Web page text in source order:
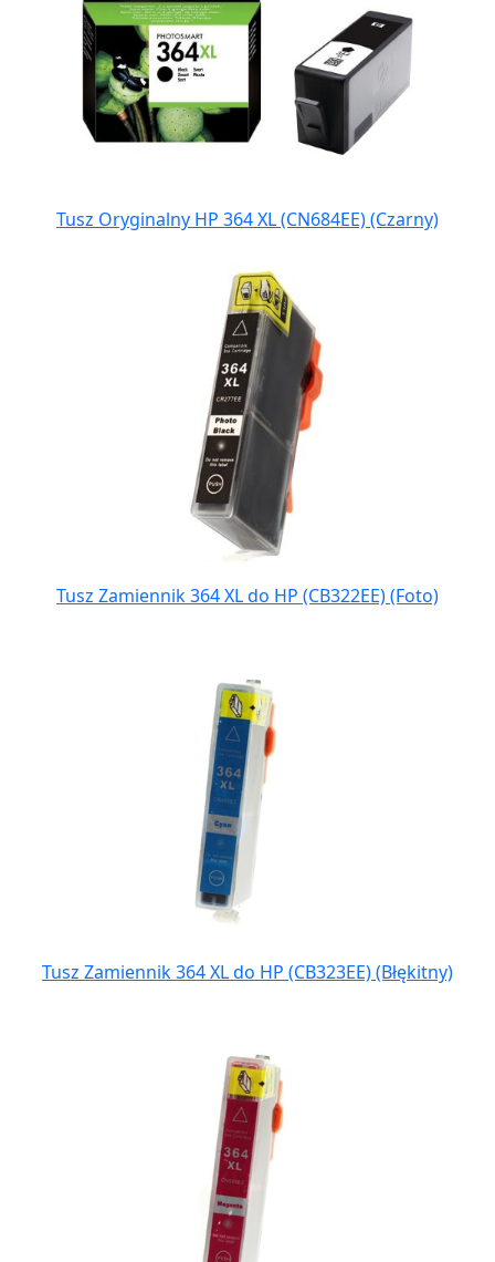
Tusz Oryginalny HP 364 XL (CN684EE) (Czarny)
Tusz Zamiennik 364 XL do HP (CB322EE) (Foto)
Tusz Zamiennik 364 XL do HP (CB323EE) (Błękitny)